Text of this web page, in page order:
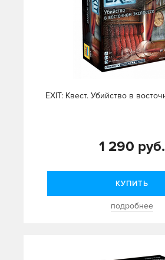
EXIT: Квест. Убийство в
1 290 руб.
КУПИТЬ
подробнее